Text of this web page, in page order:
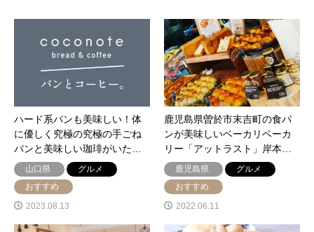
ハード系パンも美味しい！体
に優しく究極の究極の手ごね
パンと美味しい珈琲がいた…
山口県
グルメ
おすすめ
2023.08.13
鹿児島県曽於市末吉町の食パ
ンが美味しいベーカリベーカ
リー「アットラスト」岸本…
鹿児島県
グルメ
おすすめ
2022.06.11